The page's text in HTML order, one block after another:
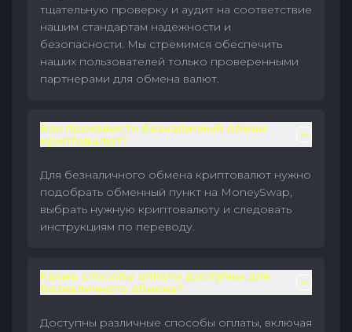
тщательную проверку и аудит на соответствие
нашим стандартам надежности и
безопасности. Мы стремимся обеспечить
наших пользователей только проверенными
партнерами для обмена валют.
Как произвести безналичный обмен
криптовалют?
Для безналичного обмена криптовалют нужно
подобрать обменный пункт на MoneySwap,
выбрать нужную криптовалюту и следовать
инструкциям по переводу.
Какие способы оплаты доступны для
безналичного обмена?
Доступны различные способы оплаты, включая